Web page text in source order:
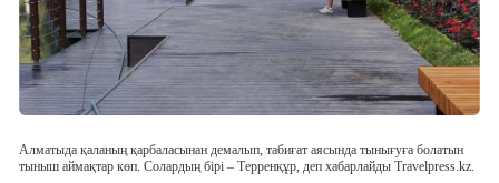
Алматыда қаланың қарбаласынан демалып, табиғат аясында тынығуға болатын
тыныш аймақтар көп. Солардың бірі – Терренқұр, деп хабарлайды Travelpress.kz.